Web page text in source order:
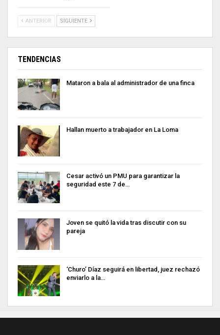
ANTERIOR SIGUIENTE
TENDENCIAS
Mataron a bala al administrador de una finca
Hallan muerto a trabajador en La Loma
Cesar activó un PMU para garantizar la
seguridad este 7 de…
Joven se quitó la vida tras discutir con su
pareja
‘Churo’ Díaz seguirá en libertad, juez rechazó
enviarlo a la…